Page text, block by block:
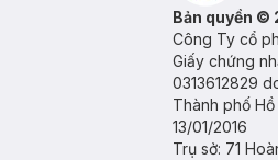
Bản quyền ©
Công Ty cổ
Giấy chứng
0313612829
Thành phố
13/01/2016
Trụ sở: 71